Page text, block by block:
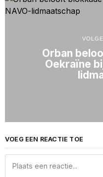
Orban
Oekraïne
VOEG EEN REACTIE TOE